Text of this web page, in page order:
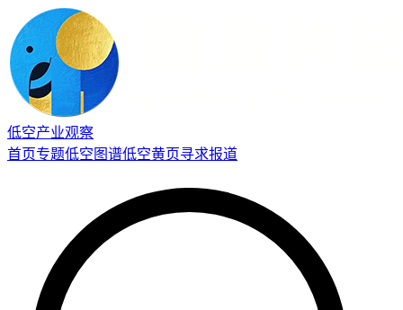
低空产业观察
首页专题低空图谱低空黄页寻求报道